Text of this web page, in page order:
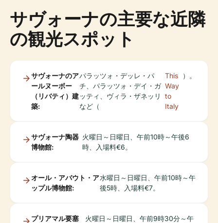
サヴォーナの主要な近隣
の観光スポット
サヴォーナのア
ールヌーボー
（リバティ）建
築:
パラッツォ・デッレ・パ
チ、パラッツォ・デイ・ガ
ッティ、ヴィラ・ザネッリ
など（
This
Way
to
Italy
）。
サヴォーナ陶器
博物館:
火曜日～日曜日、午前10時～午後6
時、入場料€6。
オール・アバウト・ア
ップル博物館:
水曜日～日曜日、午前10時～午
後5時、入場料€7。
プリアマル要塞
火曜日～日曜日、午前9時30分～午